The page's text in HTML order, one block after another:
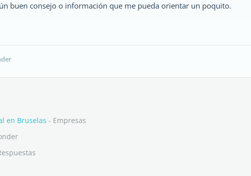
buen consejo o información que me pueda orientar un poquito.
en Bruselas - Empresas